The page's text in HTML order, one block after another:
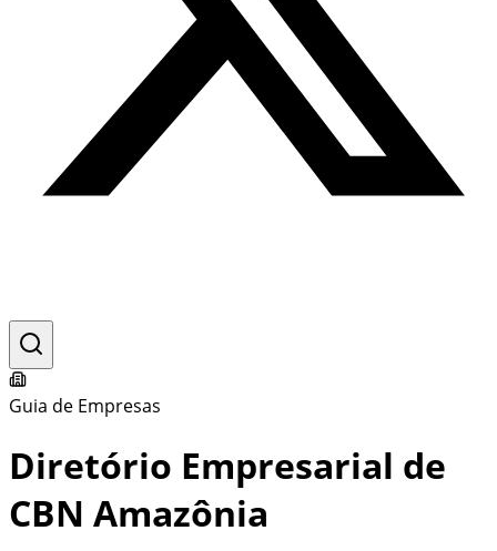
Guia de Empresas
Diretório Empresarial de
CBN Amazônia